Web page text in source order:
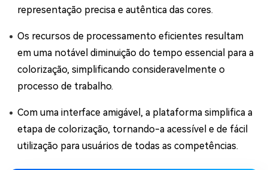
representação precisa e autêntica das cores.
Os recursos de processamento eficientes resultam
em uma notável diminuição do tempo essencial para a
colorização, simplificando consideravelmente o
processo de trabalho.
Com uma interface amigável, a plataforma simplifica a
etapa de colorização, tornando-a acessível e de fácil
utilização para usuários de todas as competências.